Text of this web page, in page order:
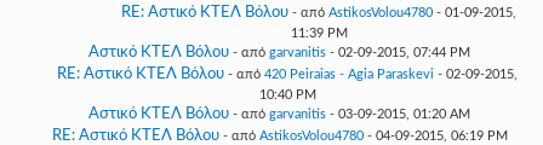
RE: Αστικό ΚΤΕΛ Βόλου - από AstikosVolou4780 - 01-09-2015,
11:39 PM
Αστικό ΚΤΕΛ Βόλου - από garvanitis - 02-09-2015, 07:44 PM
RE: Αστικό ΚΤΕΛ Βόλου - από 420 Peiraias - Agia Paraskevi - 02-09-2015,
10:40 PM
Αστικό ΚΤΕΛ Βόλου - από garvanitis - 03-09-2015, 01:20 AM
RE: Αστικό ΚΤΕΛ Βόλου - από AstikosVolou4780- 04-09-2015, 06:19 PM